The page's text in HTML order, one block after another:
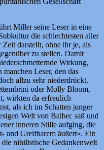
Miller seine Leser in eine
die schlechtesten aller
Zeit darstellt, ohne ihr je, als
zu stellen. Damit
Wirkung,
Leser, den das
allzu sehr niederdrückt.
oder Molly Bloom,
wirkten da erfreulich
als ich im Schatten junger
Welt von Balbec saß und
inneren Stille aufging, die
und Greifbarem äußert». Ein
nihilistische Gedankenwelt